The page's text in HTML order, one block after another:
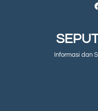
Informasi dan